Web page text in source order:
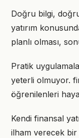
Doğru bilgi,
yatırım
planlı olması,
Pratik
yeterli olmuyor.
öğrenilenleri
Kendi finansal
ilham verecek